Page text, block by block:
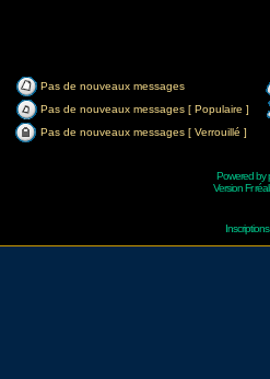
Pas de nouveaux messages
Pas de nouveaux messages [ Populaire ]
Pas de nouveaux messages [ Verrouillé ]
Powered by
Version Fr